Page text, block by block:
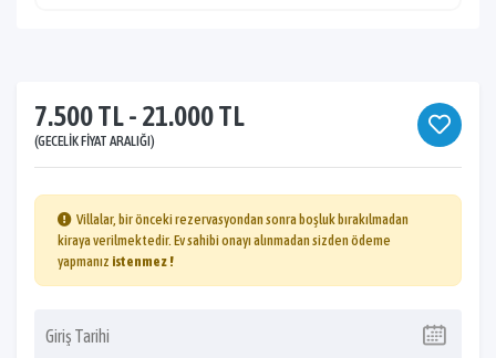
7.500 TL - 21.000 TL
(GECELIK FIYAT ARALIĞI)
Villalar, bir önceki rezervasyondan sonra boşluk bırakılmadan
kiraya verilmektedir. Ev sahibi onayı alınmadan sizden ödeme
yapmanız istenmez !